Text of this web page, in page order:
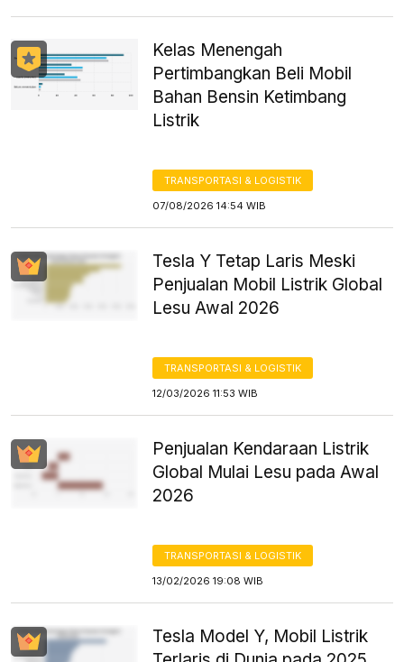
Kelas Menengah
Pertimbangkan Beli Mobil
Bahan Bensin Ketimbang
Listrik
TRANSPORTASI & LOGISTIK
07/08/2026 14:54 WIB
Tesla Y Tetap Laris Meski
Penjualan Mobil Listrik Global
Lesu Awal 2026
TRANSPORTASI & LOGISTIK
12/03/2026 11:53 WIB
Penjualan Kendaraan Listrik
Global Mulai Lesu pada Awal
2026
TRANSPORTASI & LOGISTIK
13/02/2026 19:08 WIB
Tesla Model Y, Mobil Listrik